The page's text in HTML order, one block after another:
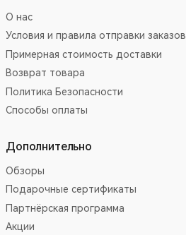
О нас
Условия и правила отправки заказов
Примерная стоимость доставки
Возврат товара
Политика Безопасности
Способы оплаты
Дополнительно
Обзоры
Подарочные сертификаты
Партнёрская программа
Акции